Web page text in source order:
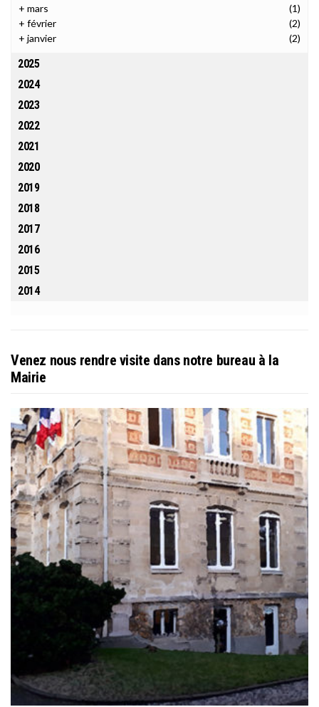
+ mars
(1)
+ février
(2)
+ janvier (2)
2025
2024
2023
2022
2021
2020
2019
2018
2017
2016
2015
2014
Venez nous rendre visite dans notre bureau à la
Mairie